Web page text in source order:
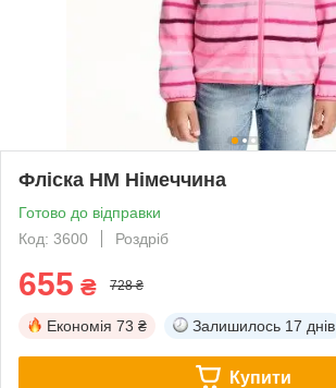
Фліска НМ Німеччина
Готово до відправки
Код: 3600
Роздріб
655 ₴ 728 ₴
Економія 73 ₴ Залишилось 17 днів
Купити